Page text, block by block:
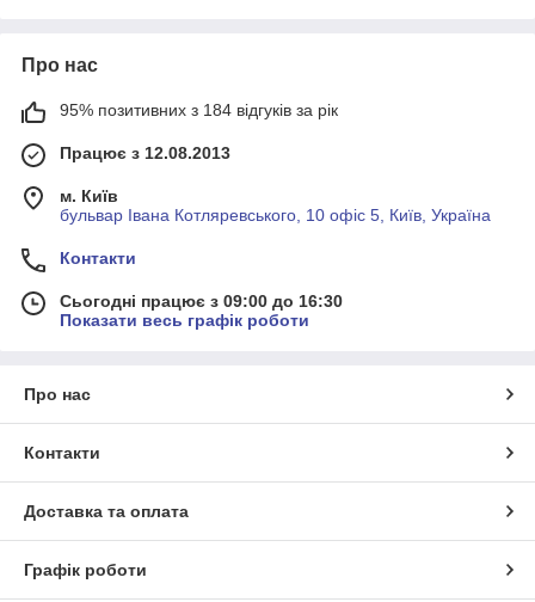
Про нас
95% позитивних з 184 відгуків за рік
Працює з 12.08.2013
м. Київ
бульвар Івана Котляревського, 10 офіс 5, Київ, Україна
Контакти
Сьогодні працює з 09:00 до 16:30
Показати весь графік роботи
Про нас
Контакти
Доставка та оплата
Графік роботи